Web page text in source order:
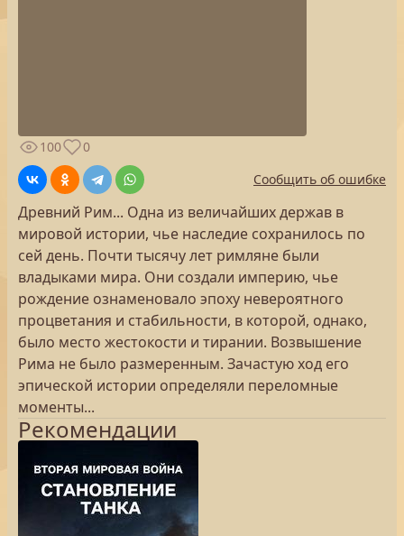
100
0
Сообщить об ошибке
Древний Рим... Одна из величайших держав в
мировой истории, чье наследие сохранилось по
сей день. Почти тысячу лет римляне были
владыками мира. Они создали империю, чье
рождение ознаменовало эпоху невероятного
процветания и стабильности, в которой, однако,
было место жестокости и тирании. Возвышение
Рима не было размеренным. Зачастую ход его
эпической истории определяли переломные
моменты...
Рекомендации